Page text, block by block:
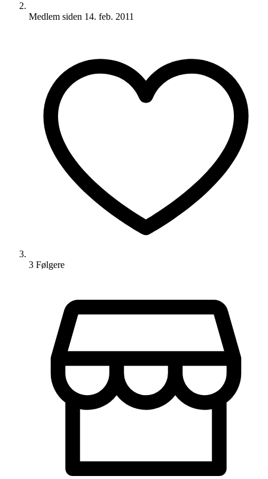
Medlem siden 14. feb. 2011
3 Følgere